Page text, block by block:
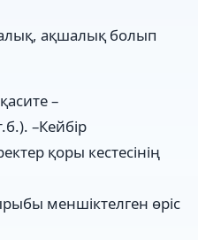
ақшалық болып
–
–Кейбір
қоры кестесінің
меншіктелген өріс